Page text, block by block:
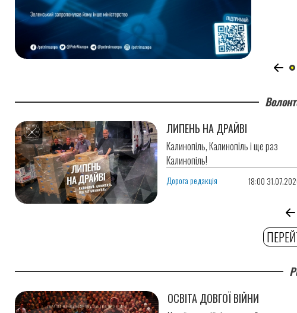
ЛИПЕНЬ НА ДРАЙВІ
Калинопіль, Калинопіль і ще раз
Калинопіль!
Дорога редакція 18:00
ОСВІТА ДОВГОЇ ВІЙНИ